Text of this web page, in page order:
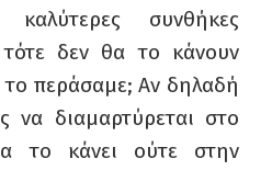
καλύτερες συνθήκες
δεν θα το κάνουν
το περάσαμε; Αν δηλαδή
να διαμαρτύρεται στο
το κάνει ούτε στην